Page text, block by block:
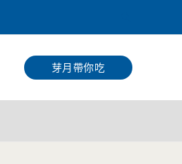
尋
芽月帶你吃